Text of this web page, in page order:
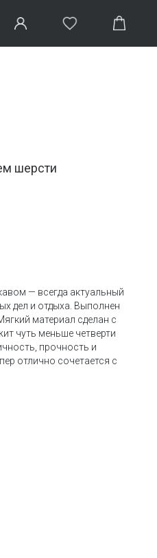
шерсти
— всегда актуальный
дел и отдыха. Выполнен
материал сделан с
чуть меньше четверти
прочность и
отлично сочетается с